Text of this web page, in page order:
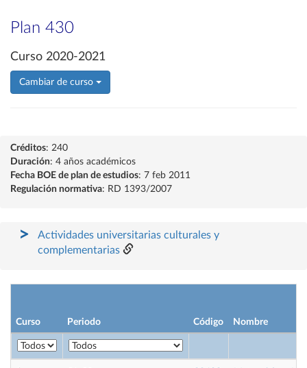
Plan 430
Curso 2020-2021
Cambiar de curso
Créditos: 240
Duración: 4 años académicos
Fecha BOE de plan de estudios: 7 feb 2011
Regulación normativa: RD 1393/2007
Actividades universitarias culturales y
complementarias
Curso Periodo Código Nombre